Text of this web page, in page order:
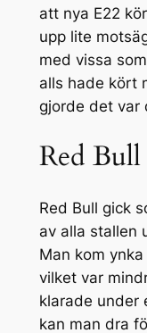
att nya E22
upp lite
med vissa
alls hade kört
gjorde det var
Red
Red Bull gick
av alla stallen
Man kom
vilket var
klarade under
kan man dra